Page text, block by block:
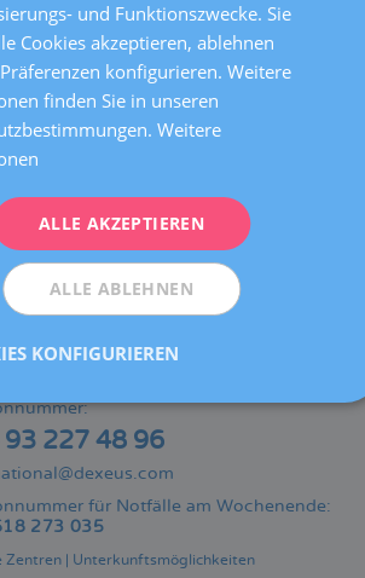
93 227 48 96
für Notfälle am Wochenende:
273 035
Zentren | Unterkunftsmöglichkeiten
DEUTSCH
und Funktionszwecke. Sie
Cookies akzeptieren, ablehnen
konfigurieren. Weitere
finden Sie in unseren
Weitere
ALLE AKZEPTIEREN
ALLE ABLEHNEN
KONFIGURIEREN